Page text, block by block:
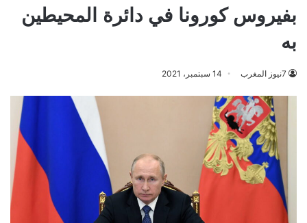
بفيروس كورونا في دائرة المحيطين
به
7نيوز المغرب 14 سبتمبر، 2021